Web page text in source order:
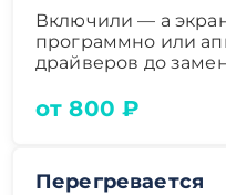
Включили — а
программно или
драйверов до
от 800 ₽
Перегревается